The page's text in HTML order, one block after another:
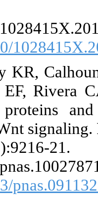
doi:10.1080/
[
36. Holloway
CF, Kandler
Dishevelled
constitutive
doi:10.1073/
[